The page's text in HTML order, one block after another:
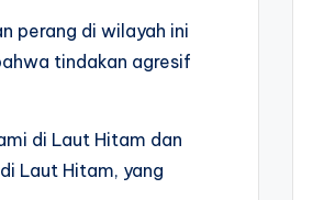
perang di wilayah ini
tindakan agresif
di Laut Hitam dan
Laut Hitam, yang